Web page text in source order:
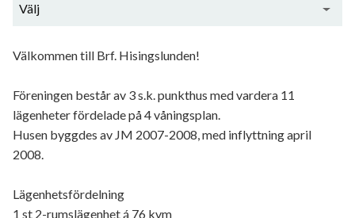
Välj
Övrigt
Välkommen till Brf. Hisingslunden!
Föreningen består av 3 s.k. punkthus med vardera 11
lägenheter fördelade på 4 våningsplan.
Husen byggdes av JM 2007-2008, med inflyttning april
2008.
Lägenhetsfördelning
1 st 2-rumslägenhet á 76 kvm